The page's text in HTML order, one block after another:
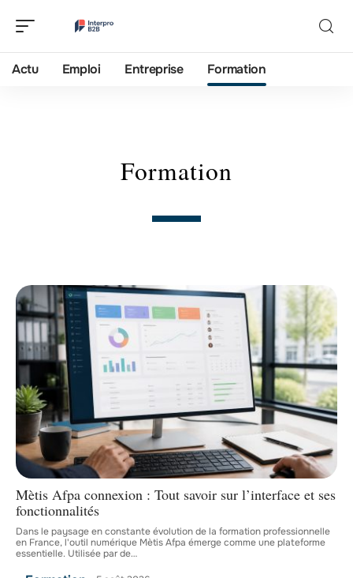
Actu Emploi Entreprise Formation
Formation
Mètis Afpa connexion : Tout savoir sur l’interface et ses
fonctionnalités
Dans le paysage en constante évolution de la formation professionnelle
en France, l'outil numérique Mètis Afpa émerge comme une plateforme
essentielle. Utilisée par de…